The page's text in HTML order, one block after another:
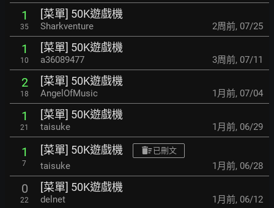
1
35
[菜單] 50K遊戲機
Sharkventure 2周前, 07/25
1
10
[菜單] 50K遊戲機
a36089477 3周前, 07/11
2
18
[菜單] 50K遊戲機
AngelOfMusic 1月前, 07/04
1
21
[菜單] 50K遊戲機
taisuke 1月前, 06/29
1
7
[菜單] 50K遊戲機 已刪文
taisuke 1月前, 06/28
0
22
[菜單] 50K遊戲機
delnet 1月前, 06/12